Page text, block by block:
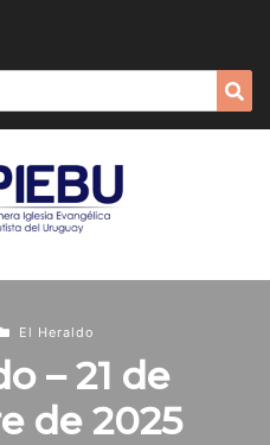
El Heraldo
– 21 de
de 2025